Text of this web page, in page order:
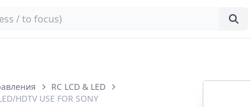
RC LCD & LED
HDTV USE FOR SONY